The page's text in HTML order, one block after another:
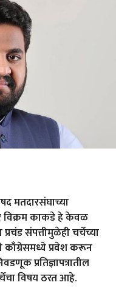
मतदारसंघाच्या
विक्रम काकडे हे केवळ
संपत्तीमुळेही चर्चेच्या
काँग्रेसमध्ये प्रवेश करून
प्रतिज्ञापत्रातील
विषय ठरत आहे.